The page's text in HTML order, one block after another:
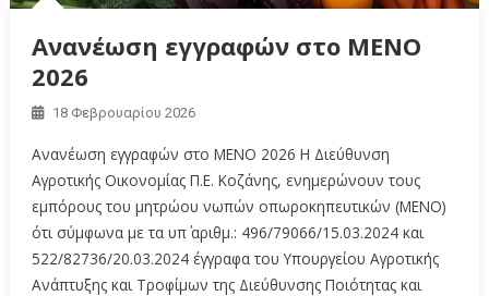
Ανανέωση εγγραφών στο ΜΕΝΟ
2026
18 Φεβρουαρίου 2026
Ανανέωση εγγραφών στο ΜΕΝΟ 2026 Η Διεύθυνση
Αγροτικής Οικονομίας Π.Ε. Κοζάνης, ενημερώνουν τους
εμπόρους του μητρώου νωπών οπωροκηπευτικών (ΜΕΝΟ)
ότι σύμφωνα με τα υπ΄ αριθμ.: 496/79066/15.03.2024 και
522/82736/20.03.2024 έγγραφα του Υπουργείου Αγροτικής
Ανάπτυξης και Τροφίμων της Διεύθυνσης Ποιότητας και